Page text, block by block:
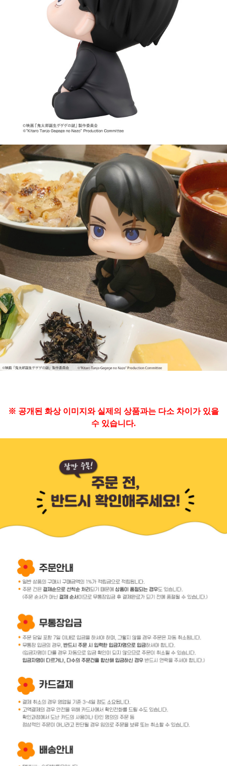
※ 공개된 화상 이미지와 실제의 상품과는 다소 차이가 있을
수 있습니다.